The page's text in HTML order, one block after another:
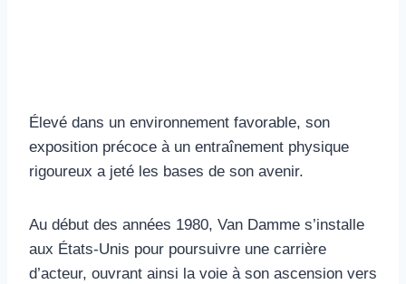
Élevé dans un environnement favorable, son
exposition précoce à un entraînement physique
rigoureux a jeté les bases de son avenir.
Au début des années 1980, Van Damme s’installe
aux États-Unis pour poursuivre une carrière
d’acteur, ouvrant ainsi la voie à son ascension vers